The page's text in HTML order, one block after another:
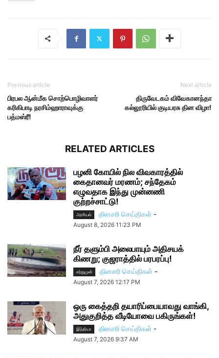
Previous article
பிரபல ஆன்மீக சொற்பொழிவாளர்
கரிகிபாடி நரசிம்ஹாராவுக்கு
பத்மஸ்ரீ!
Next article
திருவேடகம் விவேகானந்தா
கல்லூரியில் குடியரசு தின விழா!
RELATED ARTICLES
பழனி கோயில் நில விவகாரத்தில்
கைதானவர் மரணம்; சந்தேகம்
எழுவதாக இந்து முன்னணி
குற்றச்சாட்டு!
அரசியல் தினசரி செய்திகள் -
August 8, 2026 11:23 PM
நீர் தளும்பி அலைபாயும் அதிசயக்
கிணறு; குஜராத்தில் பரபரப்பு!
சற்றுமுன் தினசரி செய்திகள் -
August 7, 2026 12:17 PM
ஒரு கைத்தறி தயாரிப்பையாவது வாங்கி,
அதுகுறித்த வீடியோவை பகிருங்கள்!
இந்தியா தினசரி செய்திகள் -
August 7, 2026 9:37 AM